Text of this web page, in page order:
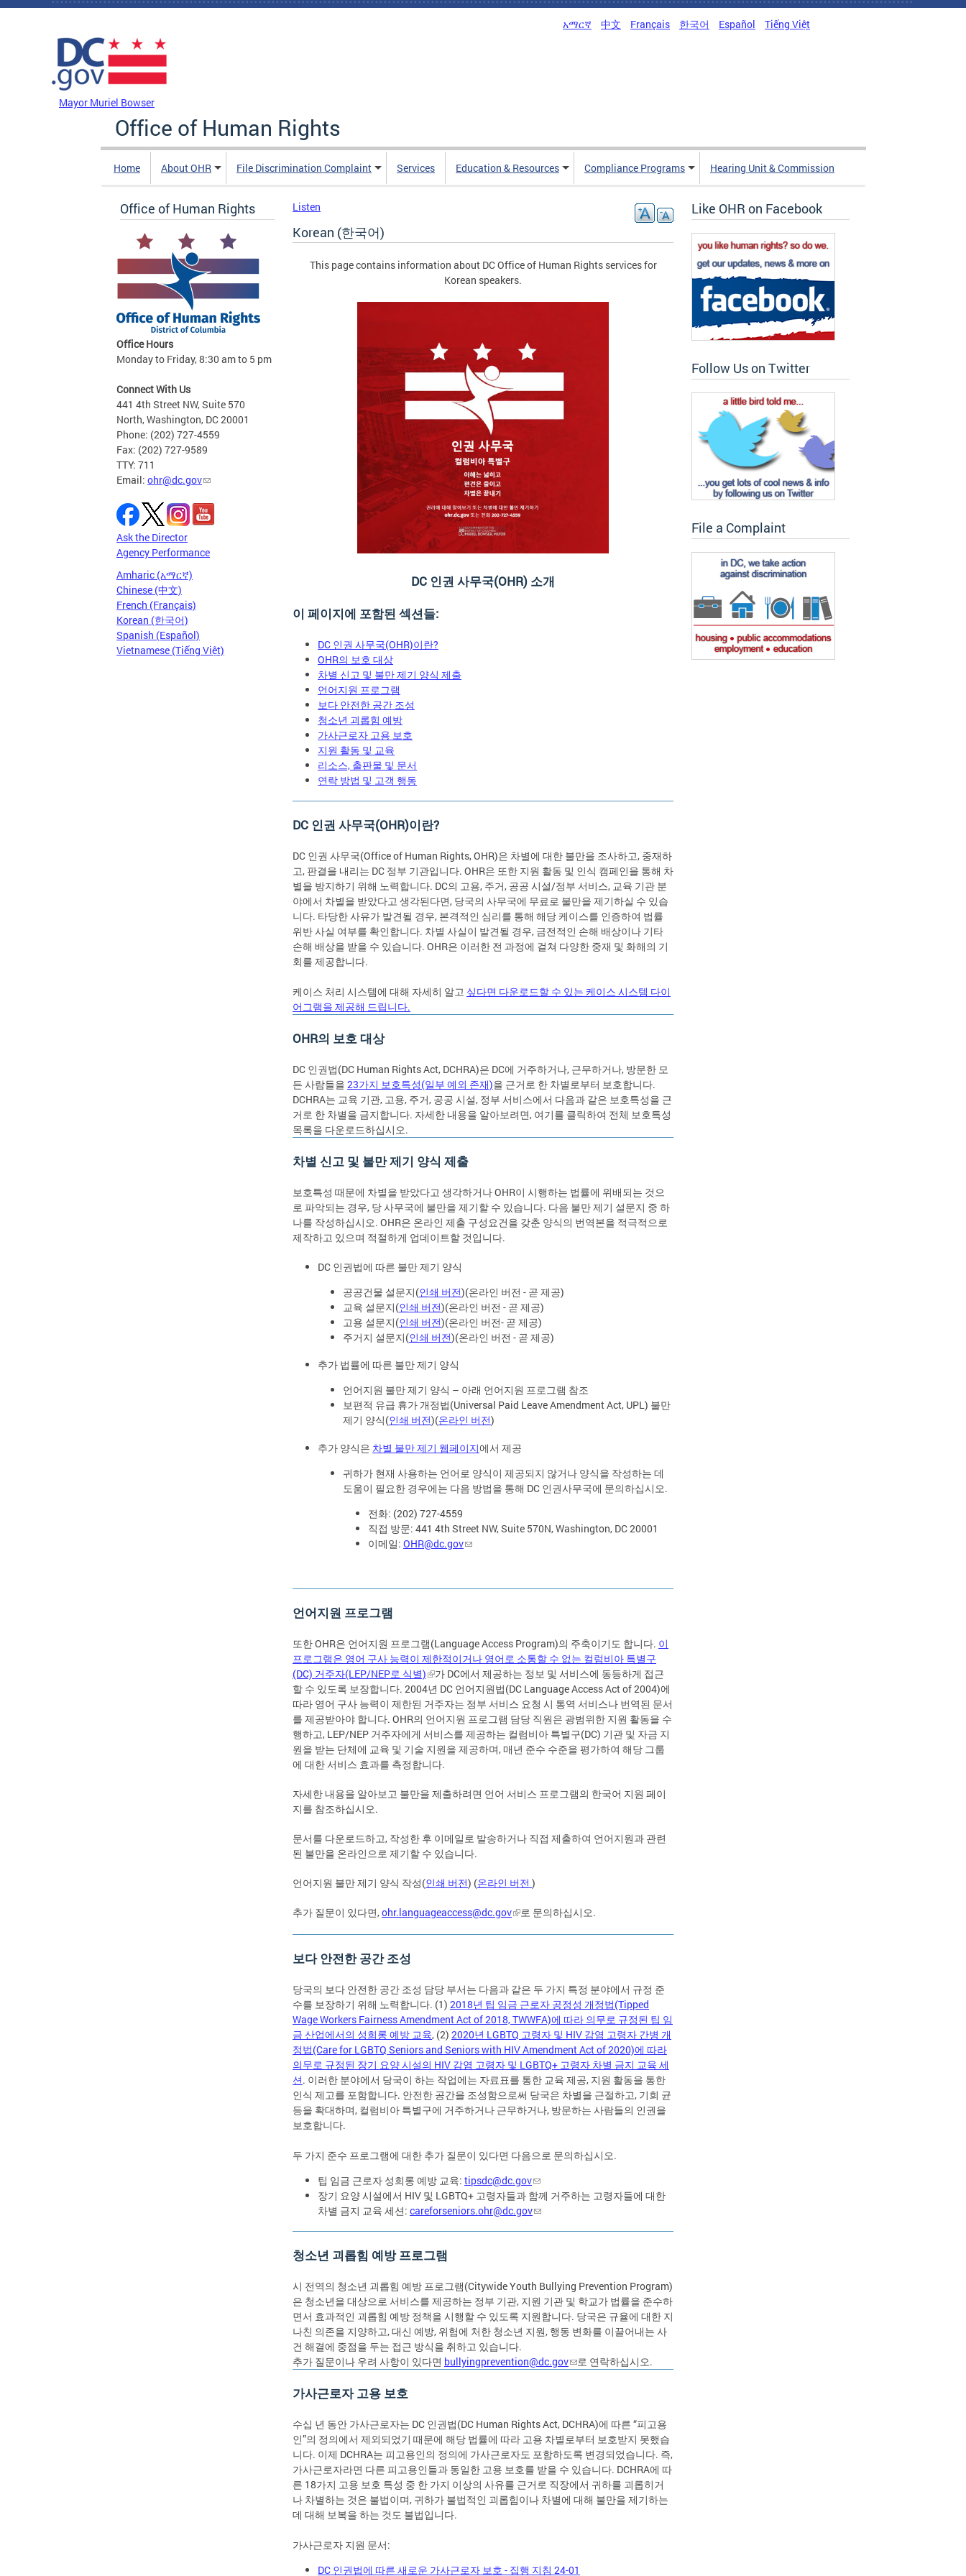
Skip to main content
አማርኛ 中文 Français 한국어 Español Tiếng Việt
Mayor Muriel Bowser
Office of Human Rights
Home About OHR File Discrimination Complaint Services Education & Resources Compliance Programs Hearing Unit & Commission
Office of Human Rights
Office Hours
Monday to Friday, 8:30 am to 5 pm
Connect With Us
441 4th Street NW, Suite 570
North, Washington, DC 20001
Phone: (202) 727-4559
Fax: (202) 727-9589
TTY: 711
Email: ohr@dc.gov
Ask the Director
Agency Performance
Amharic (አማርኛ)
Chinese (中文)
French (Français)
Korean (한국어)
Spanish (Español)
Vietnamese (Tiếng Việt)
Listen
Korean (한국어)
This page contains information about DC Office of Human Rights services for
Korean speakers.
DC 인권 사무국(OHR) 소개
이 페이지에 포함된 섹션들:
DC 인권 사무국(OHR)이란?
OHR의 보호 대상
차별 신고 및 불만 제기 양식 제출
언어지원 프로그램
보다 안전한 공간 조성
청소년 괴롭힘 예방
가사근로자 고용 보호
지원 활동 및 교육
리소스, 출판물 및 문서
연락 방법 및 고객 행동
DC 인권 사무국(OHR)이란?
DC 인권 사무국(Office of Human Rights, OHR)은 차별에 대한 불만을 조사하고, 중재하
고, 판결을 내리는 DC 정부 기관입니다. OHR은 또한 지원 활동 및 인식 캠페인을 통해 차
별을 방지하기 위해 노력합니다. DC의 고용, 주거, 공공 시설/정부 서비스, 교육 기관 분
야에서 차별을 받았다고 생각된다면, 당국의 사무국에 무료로 불만을 제기하실 수 있습
니다. 타당한 사유가 발견될 경우, 본격적인 심리를 통해 해당 케이스를 인증하여 법률
위반 사실 여부를 확인합니다. 차별 사실이 발견될 경우, 금전적인 손해 배상이나 기타
손해 배상을 받을 수 있습니다. OHR은 이러한 전 과정에 걸쳐 다양한 중재 및 화해의 기
회를 제공합니다.
케이스 처리 시스템에 대해 자세히 알고 싶다면 다운로드할 수 있는 케이스 시스템 다이
어그램을 제공해 드립니다.
OHR의 보호 대상
DC 인권법(DC Human Rights Act, DCHRA)은 DC에 거주하거나, 근무하거나, 방문한 모
든 사람들을 23가지 보호특성(일부 예외 존재)을 근거로 한 차별로부터 보호합니다.
DCHRA는 교육 기관, 고용, 주거, 공공 시설, 정부 서비스에서 다음과 같은 보호특성을 근
거로 한 차별을 금지합니다. 자세한 내용을 알아보려면, 여기를 클릭하여 전체 보호특성
목록을 다운로드하십시오.
차별 신고 및 불만 제기 양식 제출
보호특성 때문에 차별을 받았다고 생각하거나 OHR이 시행하는 법률에 위배되는 것으
로 파악되는 경우, 당 사무국에 불만을 제기할 수 있습니다. 다음 불만 제기 설문지 중 하
나를 작성하십시오. OHR은 온라인 제출 구성요건을 갖춘 양식의 번역본을 적극적으로
제작하고 있으며 적절하게 업데이트할 것입니다.
DC 인권법에 따른 불만 제기 양식
공공건물 설문지(인쇄 버전)(온라인 버전 - 곧 제공)
교육 설문지(인쇄 버전)(온라인 버전 - 곧 제공)
고용 설문지(인쇄 버전)(온라인 버전- 곧 제공)
주거지 설문지(인쇄 버전)(온라인 버전 - 곧 제공)
추가 법률에 따른 불만 제기 양식
언어지원 불만 제기 양식 – 아래 언어지원 프로그램 참조
보편적 유급 휴가 개정법(Universal Paid Leave Amendment Act, UPL) 불만
제기 양식(인쇄 버전)(온라인 버전)
추가 양식은 차별 불만 제기 웹페이지에서 제공
귀하가 현재 사용하는 언어로 양식이 제공되지 않거나 양식을 작성하는 데
도움이 필요한 경우에는 다음 방법을 통해 DC 인권사무국에 문의하십시오.
전화: (202) 727-4559
직접 방문: 441 4th Street NW, Suite 570N, Washington, DC 20001
이메일: OHR@dc.gov
언어지원 프로그램
또한 OHR은 언어지원 프로그램(Language Access Program)의 주축이기도 합니다. 이
프로그램은 영어 구사 능력이 제한적이거나 영어로 소통할 수 없는 컬럼비아 특별구
(DC) 거주자(LEP/NEP로 식별)
가 DC에서 제공하는 정보 및 서비스에 동등하게 접근
할 수 있도록 보장합니다. 2004년 DC 언어지원법(DC Language Access Act of 2004)에
따라 영어 구사 능력이 제한된 거주자는 정부 서비스 요청 시 통역 서비스나 번역된 문서
를 제공받아야 합니다. OHR의 언어지원 프로그램 담당 직원은 광범위한 지원 활동을 수
행하고, LEP/NEP 거주자에게 서비스를 제공하는 컬럼비아 특별구(DC) 기관 및 자금 지
원을 받는 단체에 교육 및 기술 지원을 제공하며, 매년 준수 수준을 평가하여 해당 그룹
에 대한 서비스 효과를 측정합니다.
자세한 내용을 알아보고 불만을 제출하려면 언어 서비스 프로그램의 한국어 지원 페이
지를 참조하십시오.
문서를 다운로드하고, 작성한 후 이메일로 발송하거나 직접 제출하여 언어지원과 관련
된 불만을 온라인으로 제기할 수 있습니다.
언어지원 불만 제기 양식 작성(인쇄 버전) (온라인 버전 )
추가 질문이 있다면,ohr.languageaccess@dc.gov 로 문의하십시오.
보다 안전한 공간 조성
당국의 보다 안전한 공간 조성 담당 부서는 다음과 같은 두 가지 특정 분야에서 규정 준
수를 보장하기 위해 노력합니다. (1) 2018년 팁 임금 근로자 공정성 개정법(Tipped
Wage Workers Fairness Amendment Act of 2018, TWWFA)에 따라 의무로 규정된 팁 임
금 산업에서의 성희롱 예방 교육, (2) 2020년 LGBTQ 고령자 및 HIV 감염 고령자 간병 개
정법(Care for LGBTQ Seniors and Seniors with HIV Amendment Act of 2020)에 따라
의무로 규정된 장기 요양 시설의 HIV 감염 고령자 및 LGBTQ+ 고령자 차별 금지 교육 세
션. 이러한 분야에서 당국이 하는 작업에는 자료표를 통한 교육 제공, 지원 활동을 통한
인식 제고를 포함합니다. 안전한 공간을 조성함으로써 당국은 차별을 근절하고, 기회 균
등을 확대하며, 컬럼비아 특별구에 거주하거나 근무하거나, 방문하는 사람들의 인권을
보호합니다.
두 가지 준수 프로그램에 대한 추가 질문이 있다면 다음으로 문의하십시오.
팁 임금 근로자 성희롱 예방 교육: tipsdc@dc.gov
장기 요양 시설에서 HIV 및 LGBTQ+ 고령자들과 함께 거주하는 고령자들에 대한
차별 금지 교육 세션: careforseniors.ohr@dc.gov
청소년 괴롭힘 예방 프로그램
시 전역의 청소년 괴롭힘 예방 프로그램(Citywide Youth Bullying Prevention Program)
은 청소년을 대상으로 서비스를 제공하는 정부 기관, 지원 기관 및 학교가 법률을 준수하
면서 효과적인 괴롭힘 예방 정책을 시행할 수 있도록 지원합니다. 당국은 규율에 대한 지
나친 의존을 지양하고, 대신 예방, 위험에 처한 청소년 지원, 행동 변화를 이끌어내는 사
건 해결에 중점을 두는 접근 방식을 취하고 있습니다.
추가 질문이나 우려 사항이 있다면 bullyingprevention@dc.gov 로 연락하십시오.
가사근로자 고용 보호
수십 년 동안 가사근로자는 DC 인권법(DC Human Rights Act, DCHRA)에 따른 “피고용
인”의 정의에서 제외되었기 때문에 해당 법률에 따라 고용 차별로부터 보호받지 못했습
니다. 이제 DCHRA는 피고용인의 정의에 가사근로자도 포함하도록 변경되었습니다. 즉,
가사근로자라면 다른 피고용인들과 동일한 고용 보호를 받을 수 있습니다. DCHRA에 따
른 18가지 고용 보호 특성 중 한 가지 이상의 사유를 근거로 직장에서 귀하를 괴롭히거
나 차별하는 것은 불법이며, 귀하가 불법적인 괴롭힘이나 차별에 대해 불만을 제기하는
데 대해 보복을 하는 것도 불법입니다.
가사근로자 지원 문서:
DC 인권법에 따른 새로운 가사근로자 보호 - 집행 지침 24-01
Like OHR on Facebook
Follow Us on Twitter
File a Complaint